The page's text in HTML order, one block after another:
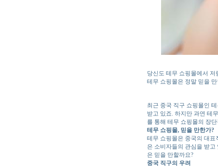
당신도 테무 쇼핑몰에서
테무 쇼핑몰은 정말 믿을
최근 중국 직구 쇼핑몰인
받고 있죠. 하지만 과연 테
를 통해 테무 쇼핑몰의 장
테무 쇼핑몰, 믿을 만한가?
테무 쇼핑몰은 중국의 대표
은 소비자들의 관심을 받
은 믿을 만할까요?
중국 직구의 우려